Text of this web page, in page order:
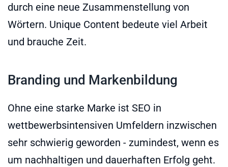
durch eine neue Zusammenstellung von
Wörtern. Unique Content bedeute viel Arbeit
und brauche Zeit.
Branding und Markenbildung
Ohne eine starke Marke ist SEO in
wettbewerbsintensiven Umfeldern inzwischen
sehr schwierig geworden - zumindest, wenn es
um nachhaltigen und dauerhaften Erfolg geht.